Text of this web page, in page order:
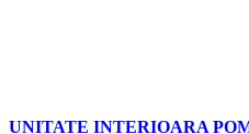
UNITATE INTERIOARA